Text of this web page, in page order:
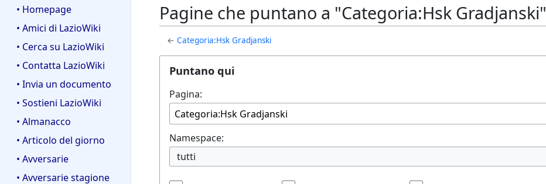
• Homepage
• Amici di LazioWiki
• Cerca su LazioWiki
• Contatta LazioWiki
• Invia un documento
• Sostieni LazioWiki
• Almanacco
• Articolo del giorno
• Avversarie
• Avversarie stagione
Pagine che puntano a "Categoria:Hsk Gradjanski"
←Categoria:Hsk Gradjanski
Puntano qui
Pagina:
Namespace:
tutti